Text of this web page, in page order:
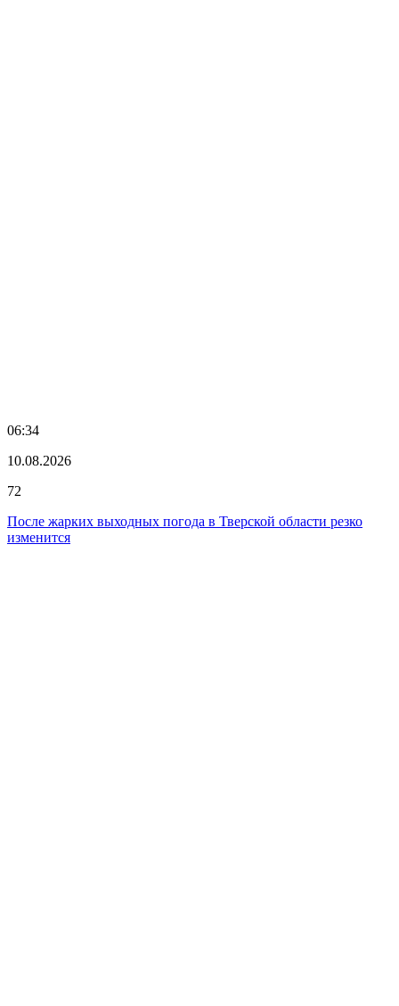
06:34
10.08.2026
72
После жарких выходных погода в Тверской области резко
изменится